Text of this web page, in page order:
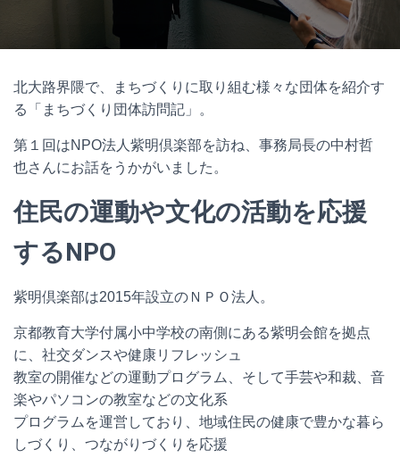
北大路界隈で、まちづくりに取り組む様々な団体を紹介す
る「まちづくり団体訪問記」。
第１回はNPO法人紫明倶楽部を訪ね、事務局長の中村哲
也さんにお話をうかがいました。
住民の運動や文化の活動を応援
するNPO
紫明倶楽部は2015年設立のＮＰＯ法人。
京都教育大学付属小中学校の南側にある紫明会館を拠点
に、社交ダンスや健康リフレッシュ
教室の開催などの運動プログラム、そして手芸や和裁、音
楽やパソコンの教室などの文化系
プログラムを運営しており、地域住民の健康で豊かな暮ら
しづくり、つながりづくりを応援